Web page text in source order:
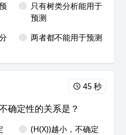
只有树类分析能用于
预测
两者都不能用于预测
45 秒
确定性的关系是？
(H(X))越小，不确定